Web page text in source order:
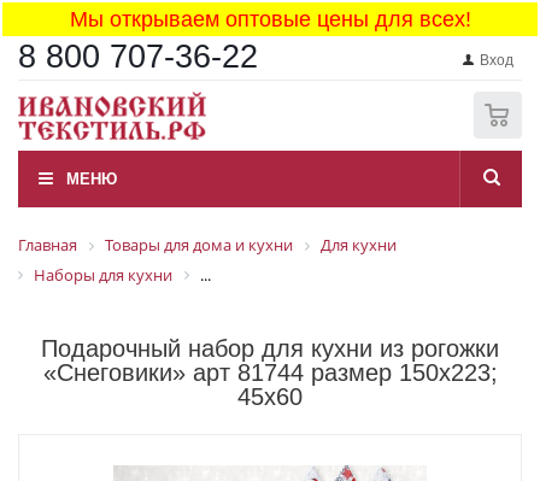
Мы открываем оптовые цены для всех!
8 800 707-36-22 Вход
МЕНЮ
Главная Товары для дома и кухни
Для кухни
Наборы для кухни
...
Подарочный набор для кухни из рогожки
«Снеговики» арт 81744 размер 150x223;
45x60